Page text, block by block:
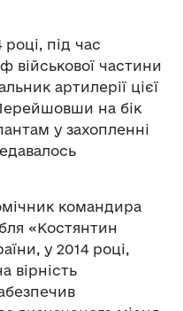
під час
військової частини
артилерії цієї
на бік
у захопленні
командира
«Костянтин
у 2014 році,
вірність